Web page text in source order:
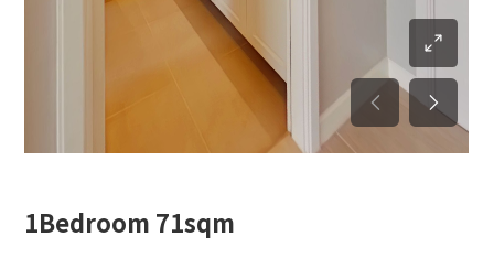
1Bedroom 71sqm